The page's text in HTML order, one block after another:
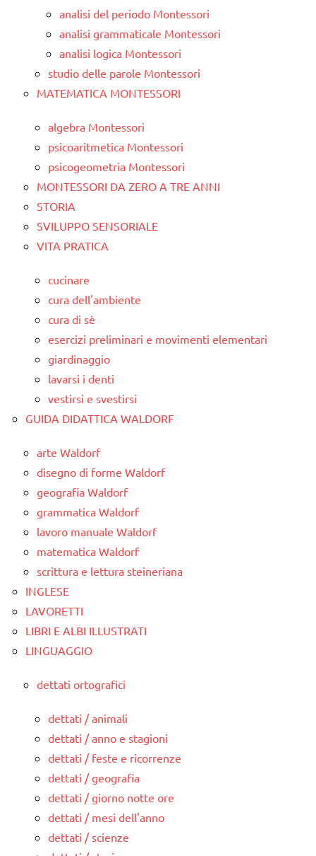
analisi del periodo Montessori
analisi grammaticale Montessori
analisi logica Montessori
studio delle parole Montessori
MATEMATICA MONTESSORI
algebra Montessori
psicoaritmetica Montessori
psicogeometria Montessori
MONTESSORI DA ZERO A TRE ANNI
STORIA
SVILUPPO SENSORIALE
VITA PRATICA
cucinare
cura dell'ambiente
cura di sè
esercizi preliminari e movimenti elementari
giardinaggio
lavarsi i denti
vestirsi e svestirsi
GUIDA DIDATTICA WALDORF
arte Waldorf
disegno di forme Waldorf
geografia Waldorf
grammatica Waldorf
lavoro manuale Waldorf
matematica Waldorf
scrittura e lettura steineriana
INGLESE
LAVORETTI
LIBRI E ALBI ILLUSTRATI
LINGUAGGIO
dettati ortografici
dettati / animali
dettati / anno e stagioni
dettati / feste e ricorrenze
dettati / geografia
dettati / giorno notte ore
dettati / mesi dell'anno
dettati / scienze